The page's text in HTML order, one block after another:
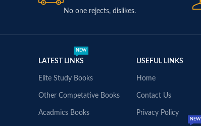
No one rejects, dislikes.
LATEST LINKS
NEW
Elite Study Books
Other Competative Books
Acadmics Books
USEFUL LINKS
Home
Contact Us
Privacy Policy
NEW